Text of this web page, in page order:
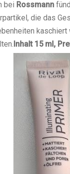
bei Rossmann
die das
Inhalt 15 ml,